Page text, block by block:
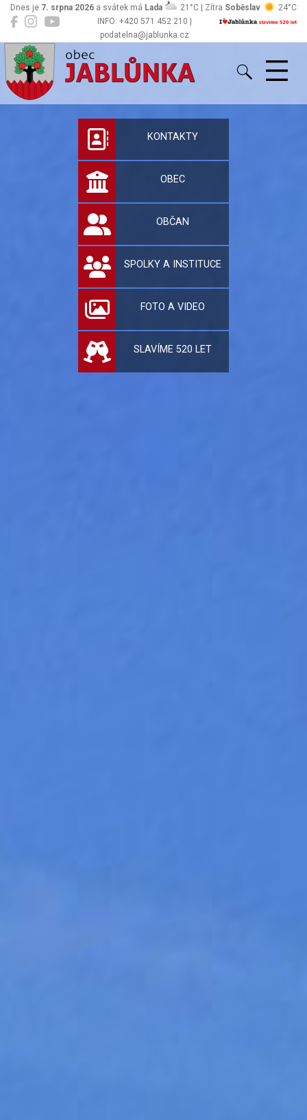
INFO: +420 571 452 210 |
podatelna@jablunka.cz
Dnes je 7. srpna 2026 a svátek má Lada 21°C | Zítra Soběslav 24°C
Jablůnka
Oficiální stránky
KONTAKTY
OBEC
OBČAN
SPOLKY A INSTITUCE
FOTO A VIDEO
SLAVÍME 520 LET